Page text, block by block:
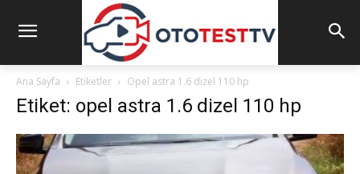
Ana Sayfa Etiketler Opel astra 1.6 dizel 110 hp
Etiket: opel astra 1.6 dizel 110 hp